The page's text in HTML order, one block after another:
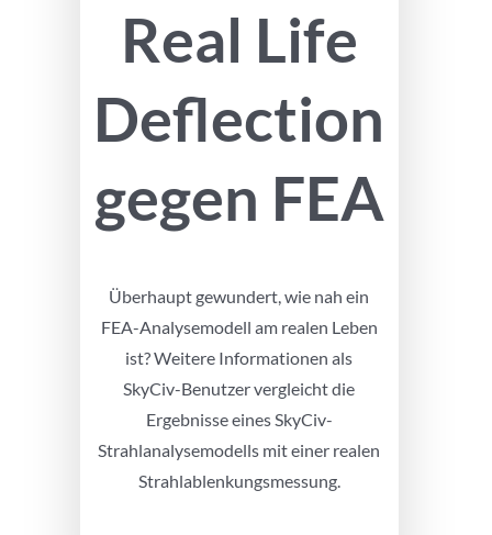
Real Life
Deflection
gegen FEA
Überhaupt gewundert, wie nah ein
FEA-Analysemodell am realen Leben
ist? Weitere Informationen als
SkyCiv-Benutzer vergleicht die
Ergebnisse eines SkyCiv-
Strahlanalysemodells mit einer realen
Strahlablenkungsmessung.